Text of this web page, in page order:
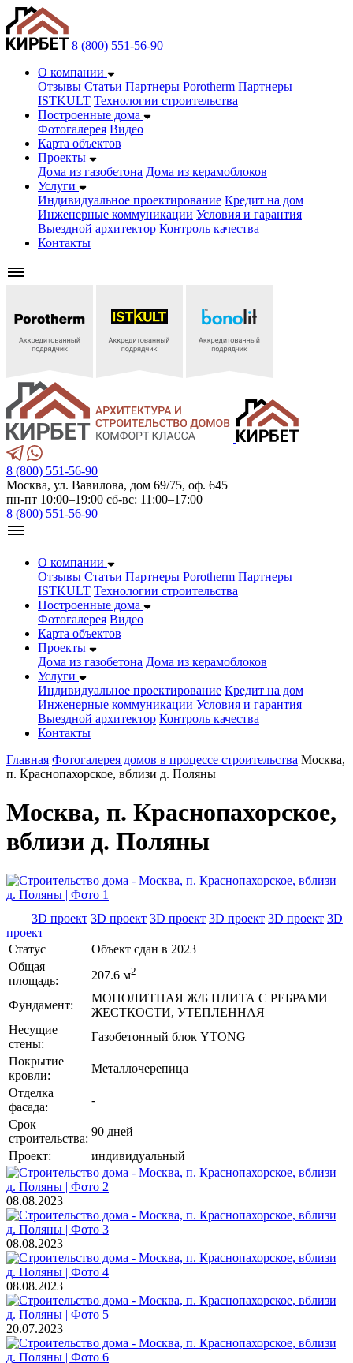
8 (800) 551-56-90
О компании
Отзывы Статьи Партнеры Porotherm Партнеры
ISTKULT Технологии строительства
Построенные дома
Фотогалерея Видео
Карта объектов
Проекты
Дома из газобетонa Дома из керамоблоков
Услуги
Индивидуальное проектирование Кредит на дом
Инженерные коммуникации Условия и гарантия
Выездной архитектор Контроль качества
Контакты
8 (800) 551-56-90
Москва, ул. Вавилова, дом 69/75, оф. 645
пн-пт 10:00–19:00 сб-вс: 11:00–17:00
8 (800) 551-56-90
О компании
Отзывы Статьи Партнеры Porotherm Партнеры
ISTKULT Технологии строительства
Построенные дома
Фотогалерея Видео
Карта объектов
Проекты
Дома из газобетонa Дома из керамоблоков
Услуги
Индивидуальное проектирование Кредит на дом
Инженерные коммуникации Условия и гарантия
Выездной архитектор Контроль качества
Контакты
Главная Фотогалерея домов в процессе строительства Москва,
п. Краснопахорское, вблизи д. Поляны
Москва, п. Краснопахорское,
вблизи д. Поляны
3D проект 3D проект 3D проект 3D проект 3D проект 3D
проект
Статус
Объект сдан в 2023
Общая
площадь:
207.6 м2
Фундамент:
МОНОЛИТНАЯ Ж/Б ПЛИТА С РЕБРАМИ
ЖЕСТКОСТИ, УТЕПЛЕННАЯ
Несущие
стены:
Газобетонный блок YTONG
Покрытие
кровли:
Металлочерепица
Отделка
фасада:
-
Срок
строительства:
90 дней
Проект:
индивидуальный
08.08.2023
08.08.2023
08.08.2023
20.07.2023